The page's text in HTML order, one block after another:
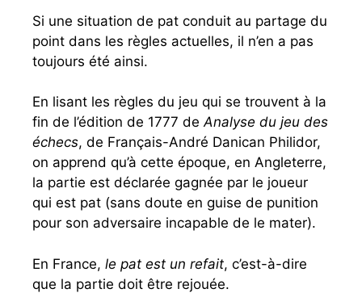
Si une situation de pat conduit au partage du
point dans les règles actuelles, il n’en a pas
toujours été ainsi.
En lisant les règles du jeu qui se trouvent à la
fin de l’édition de 1777 deAnalyse du jeu des
échecs, de Français-André Danican Philidor,
on apprend qu’à cette époque, en Angleterre,
la partie est déclarée gagnée par le joueur
qui est pat (sans doute en guise de punition
pour son adversaire incapable de le mater).
En France, le pat est un refait, c’est-à-dire
que la partie doit être rejouée.